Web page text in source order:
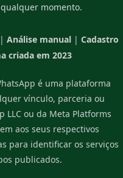
momento.
Análise manual| Cadastro
criada em 2023
é uma plataforma
vínculo, parceria ou
LLC ou da Meta Platforms
aos seus respectivos
para identificar os serviços
publicados.